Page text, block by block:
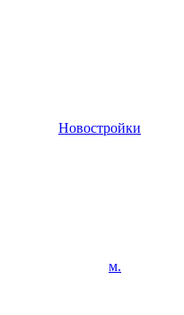
Новостройки
м.